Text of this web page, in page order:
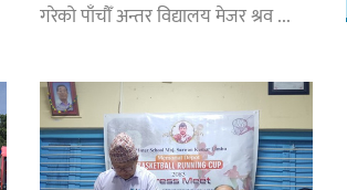
गरेको पाँचौँ अन्तर विद्यालय मेजर श्रव ...